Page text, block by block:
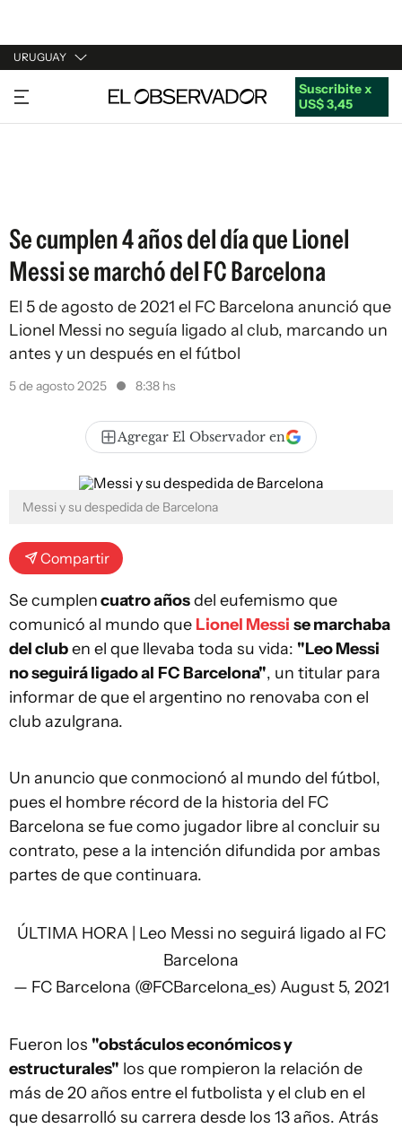
URUGUAY
URUGUAY
ARGENTINA
Suscribite x
US$ 3,45
Se cumplen 4 años del día que Lionel
Messi se marchó del FC Barcelona
El 5 de agosto de 2021 el FC Barcelona anunció que
Lionel Messi no seguía ligado al club, marcando un
antes y un después en el fútbol
5 de agosto 2025 8:38 hs
Agregar El Observador en
Messi y su despedida de Barcelona
Compartir
Se cumplencuatro añosdel eufemismo que
comunicó al mundo que Lionel Messi se marchaba
del cluben el que llevaba toda su vida: "Leo Messi
no seguirá ligado al FC Barcelona", un titular para
informar de que el argentino no renovaba con el
club azulgrana.
Un anuncio que conmocionó al mundo del fútbol,
pues el hombre récord de la historia del FC
Barcelona se fue como jugador libre al concluir su
contrato, pese a la intención difundida por ambas
partes de que continuara.
ÚLTIMA HORA | Leo Messi no seguirá ligado al FC
Barcelona
— FC Barcelona (@FCBarcelona_es) August 5, 2021
Fueron los "obstáculos económicos y
estructurales" los que rompieron la relación de
más de 20 años entre el futbolista y el club en el
que desarrolló su carrera desde los 13 años. Atrás